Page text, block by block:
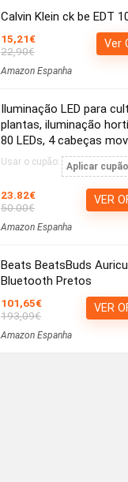
Calvin Klein ck be EDT
15,21€
22,90€
Amazon Espanha
Ver
Iluminação LED para
plantas, iluminação
80 LEDs, 4 cabeças
Usar o cupão: Aplicar
23.82€
50.00€
Amazon Espanha
VER
Beats BeatsBuds
Bluetooth Pretos
101,65€
193,09€
Amazon Espanha
VER